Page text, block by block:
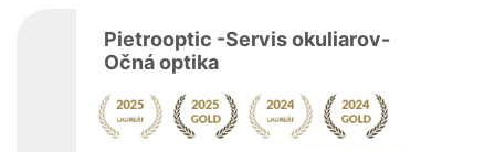
Pietrooptic -Servis okuliarov-
Očná optika